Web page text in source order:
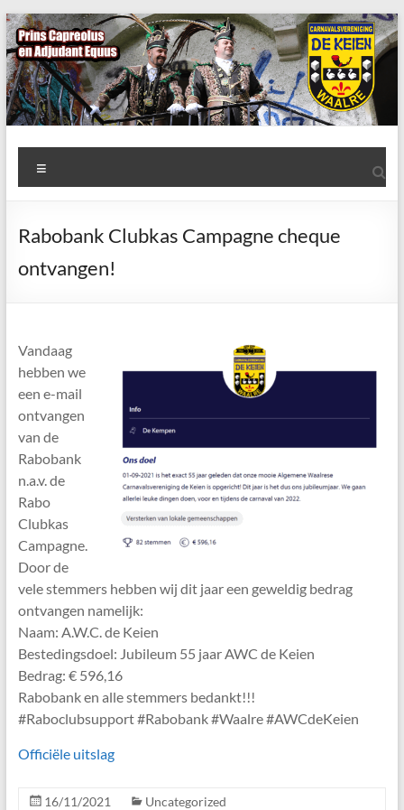
Ga
naar
de
inhoud
AWC
de
Keien
Waalrese
Keien
Rabobank Clubkas Campagne cheque
ontvangen!
Vandaag
hebben we
een e-mail
ontvangen
van de
Rabobank
n.a.v. de
Rabo
Clubkas
Campagne.
Door de
vele stemmers hebben wij dit jaar een geweldig bedrag
ontvangen namelijk:
Naam: A.W.C. de Keien
Bestedingsdoel: Jubileum 55 jaar AWC de Keien
Bedrag: € 596,16
Rabobank en alle stemmers bedankt!!!
#Raboclubsupport #Rabobank #Waalre #AWCdeKeien
Officiële uitslag
16/11/2021 Uncategorized